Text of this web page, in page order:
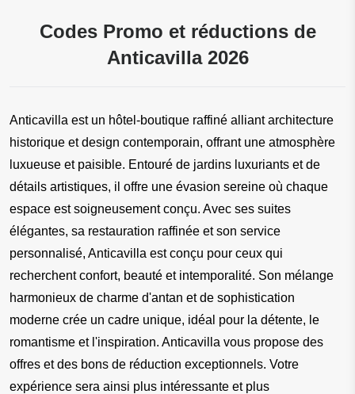
Codes Promo et réductions de
Anticavilla 2026
Anticavilla est un hôtel-boutique raffiné alliant architecture
historique et design contemporain, offrant une atmosphère
luxueuse et paisible. Entouré de jardins luxuriants et de
détails artistiques, il offre une évasion sereine où chaque
espace est soigneusement conçu. Avec ses suites
élégantes, sa restauration raffinée et son service
personnalisé, Anticavilla est conçu pour ceux qui
recherchent confort, beauté et intemporalité. Son mélange
harmonieux de charme d'antan et de sophistication
moderne crée un cadre unique, idéal pour la détente, le
romantisme et l'inspiration. Anticavilla vous propose des
offres et des bons de réduction exceptionnels. Votre
expérience sera ainsi plus intéressante et plus